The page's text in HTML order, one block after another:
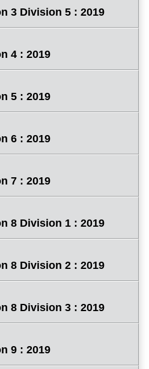
3 Division 5 : 2019
4 : 2019
5 : 2019
6 : 2019
7 : 2019
8 Division 1 : 2019
8 Division 2 : 2019
8 Division 3 : 2019
9 : 2019